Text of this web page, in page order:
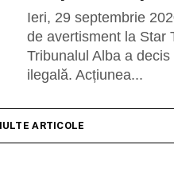
Ieri, 29 septembrie
de avertisment la Star
Tribunalul Alba a
ilegală. Acțiunea...
ARTICOLE